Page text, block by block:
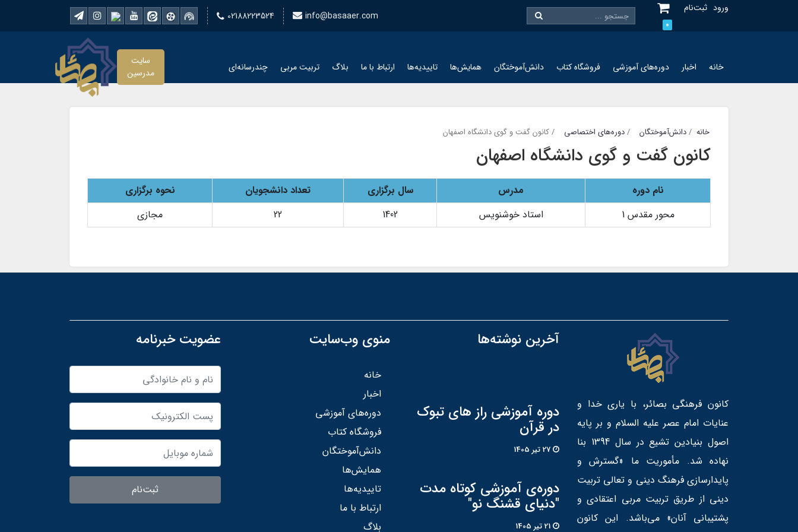
ورود ثبت‌نام
0
02188223524 info@basaaer.com
خانه اخبار دوره‌های آموزشی فروشگاه کتاب دانش‌آموختگان همایش‌ها تاییدیه‌ها ارتباط با ما بلاگ تربیت مربی چندرسانه‌ای
سایت
مدرسین
خانه دانش‌آموختگان دوره‌های اختصاصی کانون گفت و گوی دانشگاه اصفهان
کانون گفت و گوی دانشگاه اصفهان
نام دوره مدرس سال برگزاری تعداد دانشجویان
نحوه برگزاری
محور مقدس 1
استاد خوشنویس 1402
22 مجازی
کانون فرهنگی بصائر، با یاری خدا و
عنایات امام عصر علیه السلام و بر پایه
اصول بنیادین تشیع در سال 1394 بنا
نهاده شد. مأموریت ما «گسترش و
پایدارسازی فرهنگ دینی و تعالی تربیت
دینی از طریق تربیت مربی اعتقادی و
پشتیبانی آنان» می‌باشد. این کانون
آخرین نوشته‌ها
دوره آموزشی راز های تبوک
در قرآن
دوره‌ی آموزشی کوتاه مدت
"دنیای قشنگ نو"
منوی وب‌سایت
خانه
اخبار
دوره‌های آموزشی
فروشگاه کتاب
دانش‌آموختگان
همایش‌ها
تاییدیه‌ها
ارتباط با ما
بلاگ
عضویت خبرنامه
ثبت‌نام